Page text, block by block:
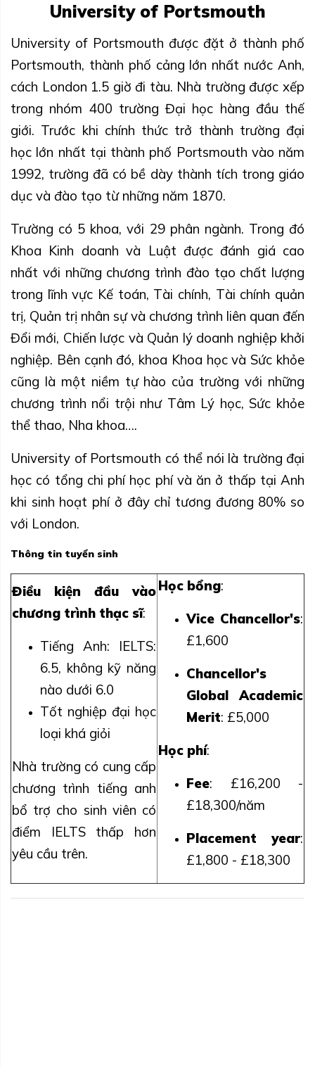
University of Portsmouth
University of Portsmouth được đặt ở thành phố
Portsmouth, thành phố cảng lớn nhất nước Anh,
cách London 1.5 giờ đi tàu. Nhà trường được xếp
trong nhóm 400 trường Đại học hàng đầu thế
giới. Trước khi chính thức trở thành trường đại
học lớn nhất tại thành phố Portsmouth vào năm
1992, trường đã có bề dày thành tích trong giáo
dục và đào tạo từ những năm 1870.
Trường có 5 khoa, với 29 phân ngành. Trong đó
Khoa Kinh doanh và Luật được đánh giá cao
nhất với những chương trình đào tạo chất lượng
trong lĩnh vực Kế toán, Tài chính, Tài chính quản
trị, Quản trị nhân sự và chương trình liên quan đến
Đổi mới, Chiến lược và Quản lý doanh nghiệp khởi
nghiệp. Bên cạnh đó, khoa Khoa học và Sức khỏe
cũng là một niềm tự hào của trường với những
chương trình nổi trội như Tâm Lý học, Sức khỏe
thể thao, Nha khoa….
University of Portsmouth có thể nói là trường đại
học có tổng chi phí học phí và ăn ở thấp tại Anh
khi sinh hoạt phí ở đây chỉ tương đương 80% so
với London.
Thông tin tuyển sinh
Điều kiện đầu vào
chương trình thạc sĩ:
Tiếng Anh: IELTS:
6.5, không kỹ năng
nào dưới 6.0
Tốt nghiệp đại học
loại khá giỏi
Nhà trường có cung cấp
chương trình tiếng anh
bổ trợ cho sinh viên có
điểm IELTS thấp hơn
yêu cầu trên.
Học bổng:
Vice Chancellor's:
£1,600
Chancellor's
Global Academic
Merit: £5,000
Học phí:
Fee: £16,200 -
£18,300/năm
Placement year:
£1,800 - £18,300